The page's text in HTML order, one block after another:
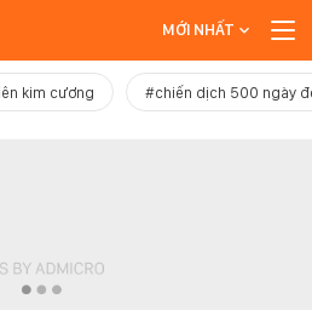
MỚI NHẤT
kim cương #chiến dịch 500 ngày